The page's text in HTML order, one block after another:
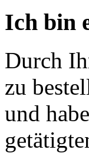
Ich bin
Durch
zu
und